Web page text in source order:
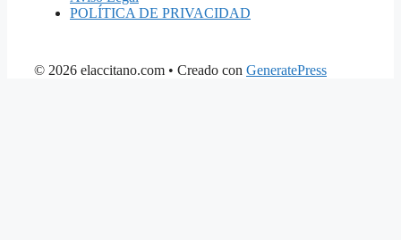
POLÍTICA DE PRIVACIDAD
© 2026 elaccitano.com • Creado con GeneratePress